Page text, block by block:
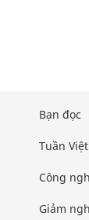
Bạn đọc
Tuần
Công
Giảm